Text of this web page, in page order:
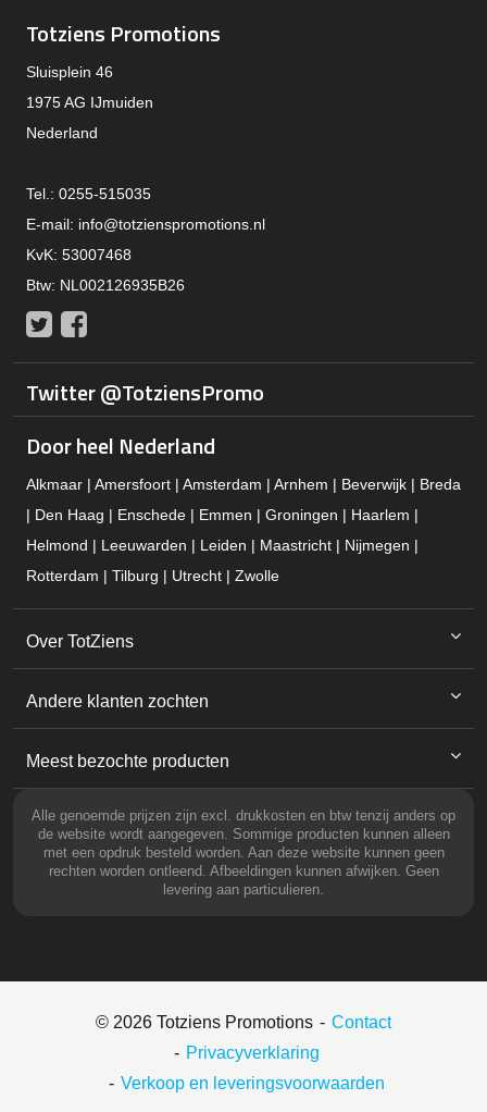
Totziens Promotions
Sluisplein 46
1975 AG IJmuiden
Nederland
Tel.: 0255-515035
E-mail: info@totzienspromotions.nl
KvK: 53007468
Btw: NL002126935B26
Twitter
Twitter @TotziensPromo
Door heel Nederland
Alkmaar | Amersfoort | Amsterdam | Arnhem | Beverwijk | Breda
| Den Haag | Enschede | Emmen | Groningen | Haarlem |
Helmond | Leeuwarden | Leiden | Maastricht | Nijmegen |
Rotterdam | Tilburg | Utrecht | Zwolle
Over TotZiens
Andere klanten zochten
Meest bezochte producten
Alle genoemde prijzen zijn excl. drukkosten en btw tenzij anders op
de website wordt aangegeven. Sommige producten kunnen alleen
met een opdruk besteld worden. Aan deze website kunnen geen
rechten worden ontleend. Afbeeldingen kunnen afwijken. Geen
levering aan particulieren.
© 2026 Totziens Promotions
Contact
Privacyverklaring
Verkoop en leveringsvoorwaarden